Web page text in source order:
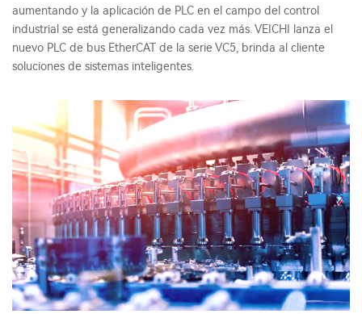
aumentando y la aplicación de PLC en el campo del control
industrial se está generalizando cada vez más. VEICHI lanza el
nuevo PLC de bus EtherCAT de la serie VC5, brinda al cliente
soluciones de sistemas inteligentes.